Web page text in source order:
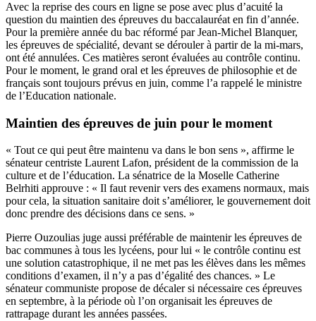
Avec la reprise des cours en ligne se pose avec plus d’acuité la
question du maintien des épreuves du baccalauréat en fin d’année.
Pour la première année du bac réformé par Jean-Michel Blanquer,
les épreuves de spécialité, devant se dérouler à partir de la mi-mars,
ont été annulées. Ces matières seront évaluées au contrôle continu.
Pour le moment, le grand oral et les épreuves de philosophie et de
français sont toujours prévus en juin, comme l’a rappelé le ministre
de l’Education nationale.
Maintien des épreuves de juin pour le moment
« Tout ce qui peut être maintenu va dans le bon sens », affirme le
sénateur centriste Laurent Lafon, président de la commission de la
culture et de l’éducation. La sénatrice de la Moselle Catherine
Belrhiti approuve : « Il faut revenir vers des examens normaux, mais
pour cela, la situation sanitaire doit s’améliorer, le gouvernement doit
donc prendre des décisions dans ce sens. »
Pierre Ouzoulias juge aussi préférable de maintenir les épreuves de
bac communes à tous les lycéens, pour lui « le contrôle continu est
une solution catastrophique, il ne met pas les élèves dans les mêmes
conditions d’examen, il n’y a pas d’égalité des chances. » Le
sénateur communiste propose de décaler si nécessaire ces épreuves
en septembre, à la période où l’on organisait les épreuves de
rattrapage durant les années passées.